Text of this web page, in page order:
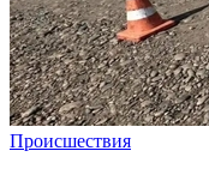
Происшествия